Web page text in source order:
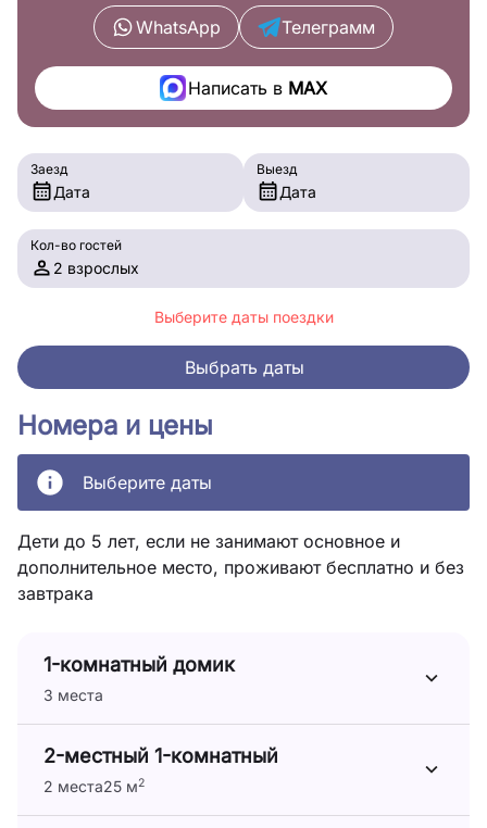
Номера и цены
Выберите даты
Дети до 5 лет, если не занимают основное и
дополнительное место, проживают бесплатно и без
завтрака
1-комнатный домик
3 места
2-местный 1-комнатный
2 места25 м2
WhatsApp Телеграмм
Написать вMAX
Заезд
Дата
Выезд
Дата
Кол-во гостей
2 взрослых
Выберите даты поездки
Выбрать даты